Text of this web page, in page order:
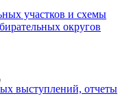
участков и схемы
округов
выступлений, отчеты